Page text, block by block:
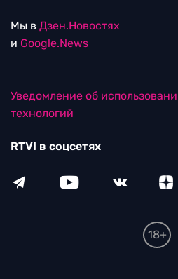
Мы в Дзен.Новостях
и Google.News
Уведомление об
технологий
RTVI в соцсетях
18+